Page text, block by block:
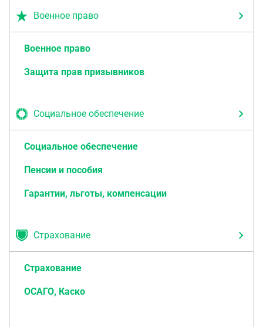
Военное право
Военное право
Защита прав призывников
Социальное обеспечение
Социальное обеспечение
Пенсии и пособия
Гарантии, льготы, компенсации
Страхование
Страхование
ОСАГО, Каско